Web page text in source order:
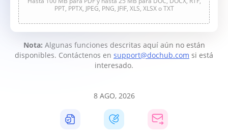
PPT, PPTX, JPEG, PNG, JFIF, XLS, XLSX o TXT
Nota: Algunas funciones descritas aquí aún no están
disponibles. Contáctenos en support@dochub.com si está
interesado.
8 AGO, 2026